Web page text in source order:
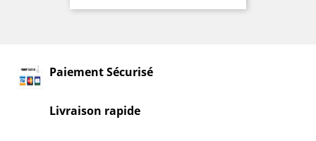
Paiement Sécurisé
Livraison rapide